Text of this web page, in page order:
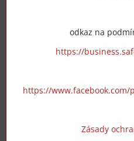
odkaz na
https://
https://www.facebook.com/
Zásady